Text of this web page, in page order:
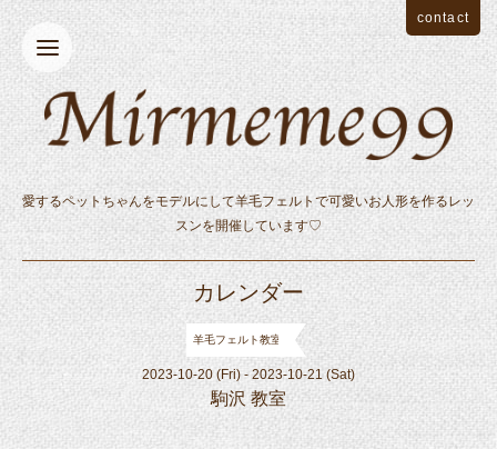
愛するペットちゃんをモデルにして羊毛フェルトで可愛いお人形を作るレッ
スンを開催しています♡
contact
カレンダー
羊毛フェルト教室
2023-10-20 (Fri) - 2023-10-21 (Sat)
駒沢 教室